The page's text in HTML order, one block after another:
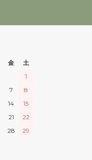
金
土
1
7
8
14
15
21
22
28
29